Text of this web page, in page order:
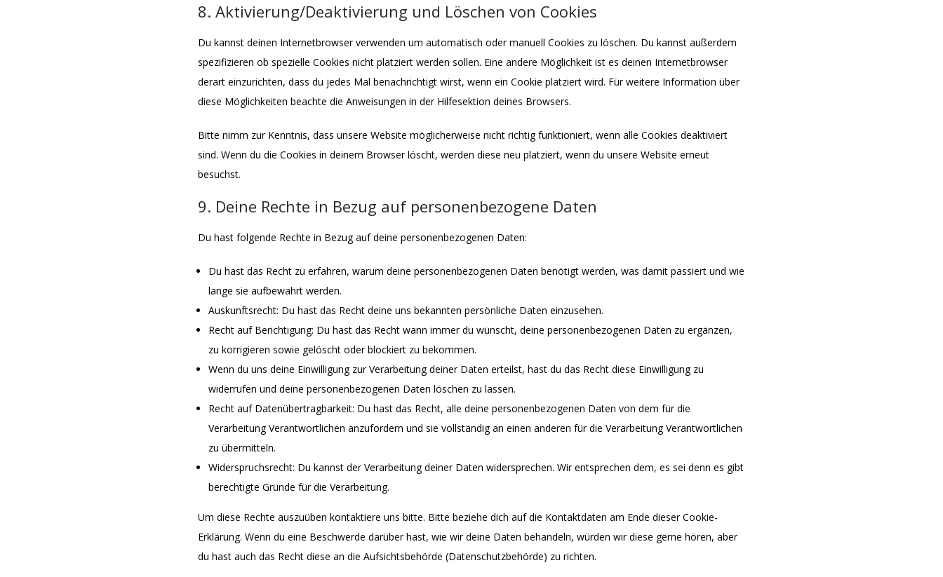
8. Aktivierung/Deaktivierung und Löschen von Cookies
Du kannst deinen Internetbrowser verwenden um automatisch oder manuell Cookies zu löschen. Du kannst außerdem
spezifizieren ob spezielle Cookies nicht platziert werden sollen. Eine andere Möglichkeit ist es deinen Internetbrowser
derart einzurichten, dass du jedes Mal benachrichtigt wirst, wenn ein Cookie platziert wird. Für weitere Information über
diese Möglichkeiten beachte die Anweisungen in der Hilfesektion deines Browsers.
Bitte nimm zur Kenntnis, dass unsere Website möglicherweise nicht richtig funktioniert, wenn alle Cookies deaktiviert
sind. Wenn du die Cookies in deinem Browser löscht, werden diese neu platziert, wenn du unsere Website erneut
besuchst.
9. Deine Rechte in Bezug auf personenbezogene Daten
Du hast folgende Rechte in Bezug auf deine personenbezogenen Daten:
Du hast das Recht zu erfahren, warum deine personenbezogenen Daten benötigt werden, was damit passiert und wie
lange sie aufbewahrt werden.
Auskunftsrecht: Du hast das Recht deine uns bekannten persönliche Daten einzusehen.
Recht auf Berichtigung: Du hast das Recht wann immer du wünscht, deine personenbezogenen Daten zu ergänzen,
zu korrigieren sowie gelöscht oder blockiert zu bekommen.
Wenn du uns deine Einwilligung zur Verarbeitung deiner Daten erteilst, hast du das Recht diese Einwilligung zu
widerrufen und deine personenbezogenen Daten löschen zu lassen.
Recht auf Datenübertragbarkeit: Du hast das Recht, alle deine personenbezogenen Daten von dem für die
Verarbeitung Verantwortlichen anzufordern und sie vollständig an einen anderen für die Verarbeitung Verantwortlichen
zu übermitteln.
Widerspruchsrecht: Du kannst der Verarbeitung deiner Daten widersprechen. Wir entsprechen dem, es sei denn es gibt
berechtigte Gründe für die Verarbeitung.
Um diese Rechte auszuüben kontaktiere uns bitte. Bitte beziehe dich auf die Kontaktdaten am Ende dieser Cookie-
Erklärung. Wenn du eine Beschwerde darüber hast, wie wir deine Daten behandeln, würden wir diese gerne hören, aber
du hast auch das Recht diese an die Aufsichtsbehörde (Datenschutzbehörde) zu richten.